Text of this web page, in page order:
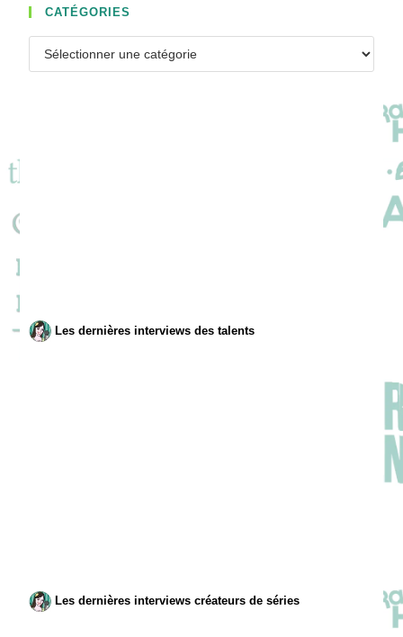
CATÉGORIES
Catégories
Les dernières interviews des talents
Les dernières interviews créateurs de séries